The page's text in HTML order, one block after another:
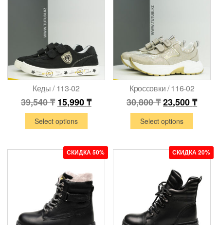
Кеды / 113-02
39,540₸ 15,990₸
Select options
Кроссовки / 116-02
30,800₸23,500₸
Select options
СКИДКА 50% СКИДКА 20%